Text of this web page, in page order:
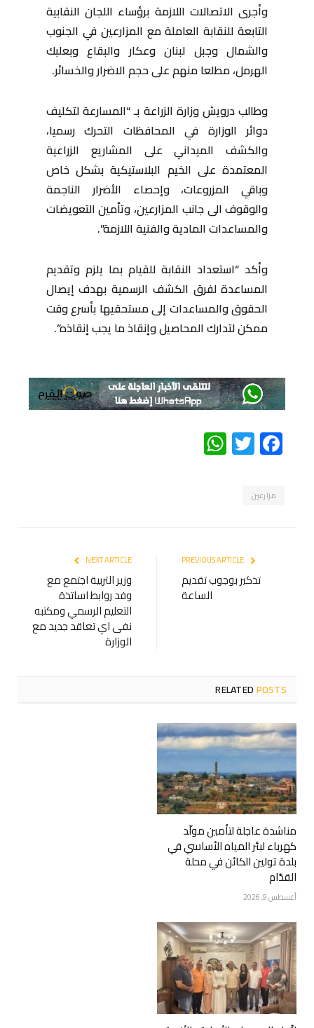
وأجرى الاتصالات اللازمة برؤساء اللجان النقابية
التابعة للنقابة العاملة مع المزارعين في الجنوب
والشمال وجبل لبنان وعكار والبقاع وبعلبك
الهرمل، مطلعا منهم على حجم الاضرار والخسائر.
وطالب درويش وزارة الزراعة بـ “المسارعة لتكليف
دوائر الوزارة في المحافظات التحرك رسميا،
والكشف الميداني على المشاريع الزراعية
المعتمدة على الخيم البلاستيكية بشكل خاص
وباقي المزروعات، وإحصاء الأضرار الناجمة
والوقوف الى جانب المزارعين، وتأمين التعويضات
والمساعدات المادية والفنية اللازمة”.
وأكد “استعداد النقابة للقيام بما يلزم وتقديم
المساعدة لفرق الكشف الرسمية بهدف إيصال
الحقوق والمساعدات إلى مستحقيها بأسرع وقت
ممكن لتدارك المحاصيل وإنقاذ ما يجب إنقاذه”.
Facebook
Twitter
WhatsApp
مزارعين
تذكير بوجوب تقديم
الساعة
NEXT ARTICLE
وزير التربية اجتمع مع
وفد روابط اساتذة
التعليم الرسمي ومكتبه
نفى اي تعاقد جديد مع
الوزارة
RELATEDPOSTS
مناشدة عاجلة لتأمين مولّد
كهرباء لبئر المياه الأساسي في
بلدة تولين الكائن في محلة
القدّام
أغسطس 9, 2026